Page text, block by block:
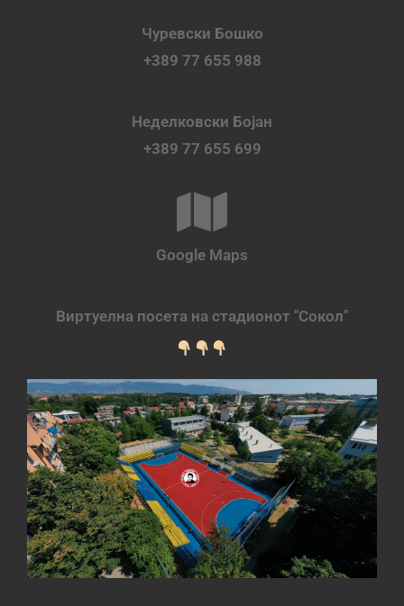
Чуревски Бошко
+389 77 655 988
Неделковски Бојан
+389 77 655 699
Google Maps
Виртуелна посета на стадионот "Сокол"